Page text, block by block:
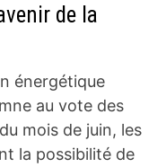
de la
énergétique
au vote des
mois de juin, les
la possibilité de